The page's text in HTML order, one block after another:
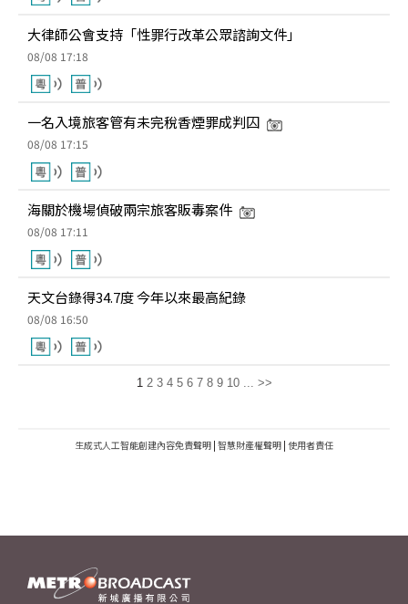
大律師公會支持「性罪行改革公眾諮詢文件」
08/08 17:18
一名入境旅客管有未完稅香煙罪成判囚
08/08 17:15
海關於機場偵破兩宗旅客販毒案件
08/08 17:11
天文台錄得34.7度 今年以來最高紀錄
08/08 16:50
1 2 3 4 5 6 7 8 9 10 ... >>
生成式人工智能創建內容免責聲明 | 智慧財產權聲明 | 使用者責任